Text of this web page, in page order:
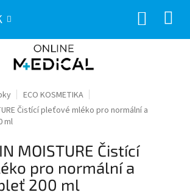
ECO KOSMETIKA
Čistící pleťové mléko pro normální a
ml
MOISTURE Čistící
pro normální a
200 ml